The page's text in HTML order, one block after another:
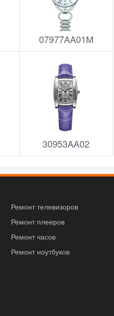
07977AA01M
30953AA02
Ремонт телевизоров
Ремонт плееров
Ремонт часов
Ремонт ноутбуков